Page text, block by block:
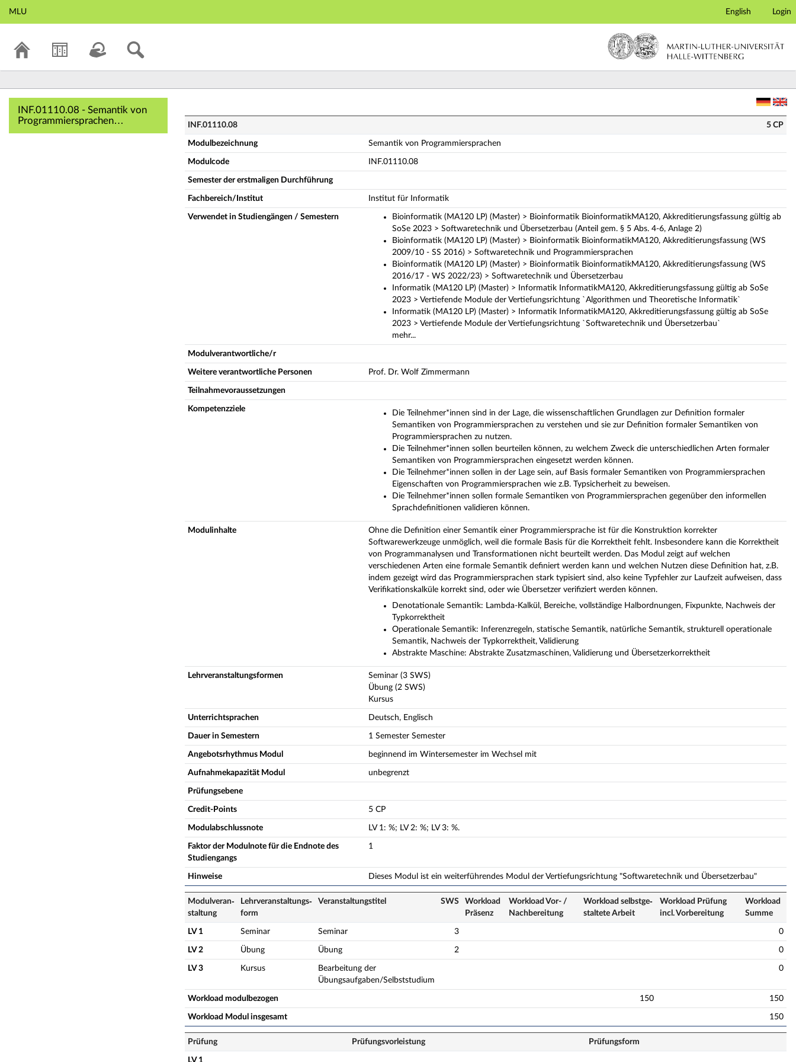
Hauptnavigation
MLU English Login
INF.01110.08 - Semantik von
Programmiersprachen
(Vollständige
INF.01110.08 5 CP
Modulbezeichnung Semantik von Programmiersprachen
Modulcode INF.01110.08
Semester der erstmaligen Durchführung
Fachbereich/Institut Institut für Informatik
Verwendet in Studiengängen / Semestern
Bioinformatik (MA120 LP) (Master) > Bioinformatik BioinformatikMA120, Akkreditierungsfassung gültig ab
SoSe 2023 > Softwaretechnik und Übersetzerbau (Anteil gem. § 5 Abs. 4-6, Anlage 2)
Bioinformatik (MA120 LP) (Master) > Bioinformatik BioinformatikMA120, Akkreditierungsfassung (WS
2009/10 - SS 2016) > Softwaretechnik und Programmiersprachen
Bioinformatik (MA120 LP) (Master) > Bioinformatik BioinformatikMA120, Akkreditierungsfassung (WS
2016/17 - WS 2022/23) > Softwaretechnik und Übersetzerbau
Informatik (MA120 LP) (Master) > Informatik InformatikMA120, Akkreditierungsfassung gültig ab SoSe
2023 > Vertiefende Module der Vertiefungsrichtung `Algorithmen und Theoretische Informatik`
Informatik (MA120 LP) (Master) > Informatik InformatikMA120, Akkreditierungsfassung gültig ab SoSe
2023 > Vertiefende Module der Vertiefungsrichtung `Softwaretechnik und Übersetzerbau`
mehr...
Modulverantwortliche/r
Weitere verantwortliche Personen Prof. Dr. Wolf Zimmermann
Teilnahmevoraussetzungen
Kompetenzziele
Die Teilnehmer*innen sind in der Lage, die wissenschaftlichen Grundlagen zur Definition formaler
Semantiken von Programmiersprachen zu verstehen und sie zur Definition formaler Semantiken von
Programmiersprachen zu nutzen.
Die Teilnehmer*innen sollen beurteilen können, zu welchem Zweck die unterschiedlichen Arten formaler
Semantiken von Programmiersprachen eingesetzt werden können.
Die Teilnehmer*innen sollen in der Lage sein, auf Basis formaler Semantiken von Programmiersprachen
Eigenschaften von Programmiersprachen wie z.B. Typsicherheit zu beweisen.
Die Teilnehmer*innen sollen formale Semantiken von Programmiersprachen gegenüber den informellen
Sprachdefinitionen validieren können.
Modulinhalte
Ohne die Definition einer Semantik einer Programmiersprache ist für die Konstruktion korrekter
Softwarewerkzeuge unmöglich, weil die formale Basis für die Korrektheit fehlt. Insbesondere kann die Korrektheit
von Programmanalysen und Transformationen nicht beurteilt werden. Das Modul zeigt auf welchen
verschiedenen Arten eine formale Semantik definiert werden kann und welchen Nutzen diese Definition hat, z.B.
indem gezeigt wird das Programmiersprachen stark typisiert sind, also keine Typfehler zur Laufzeit aufweisen, dass
Verifikationskalküle korrekt sind, oder wie Übersetzer verifiziert werden können.
Denotationale Semantik: Lambda-Kalkül, Bereiche, vollständige Halbordnungen, Fixpunkte, Nachweis der
Typkorrektheit
Operationale Semantik: Inferenzregeln, statische Semantik, natürliche Semantik, strukturell operationale
Semantik, Nachweis der Typkorrektheit, Validierung
Abstrakte Maschine: Abstrakte Zusatzmaschinen, Validierung und Übersetzerkorrektheit
Lehrveranstaltungsformen
Seminar (3 SWS)
Übung (2 SWS)
Kursus
Unterrichtsprachen Deutsch, Englisch
Dauer in Semestern 1 Semester Semester
Angebotsrhythmus Modul beginnend im Wintersemester im Wechsel mit
Aufnahmekapazität Modul unbegrenzt
Prüfungsebene
Credit-Points 5 CP
Modulabschlussnote LV 1: %; LV 2: %; LV 3: %.
Faktor der Modulnote für die Endnote des
Studiengangs
1
Hinweise Dieses Modul ist ein weiterführendes Modul der Vertiefungsrichtung "Softwaretechnik und Übersetzerbau"
Modulveran­
staltung
Lehrveranstaltungs­
form
Veranstaltungs­titel SWS
Workload
Präsenz
Workload Vor- /
Nach­bereitung
Workload selbstge­
staltete Arbeit
Workload Prüfung
incl. Vorbereitung
Workload
Summe
LV 1 Seminar Seminar 3 0
LV 2 Übung Übung 2 0
LV 3 Kursus
Bearbeitung der
Übungsaufgaben/Selbststudium
0
Workload modulbezogen 150 150
Workload Modul insgesamt 150
Prüfung Prüfungsvorleistung Prüfungsform
LV 1